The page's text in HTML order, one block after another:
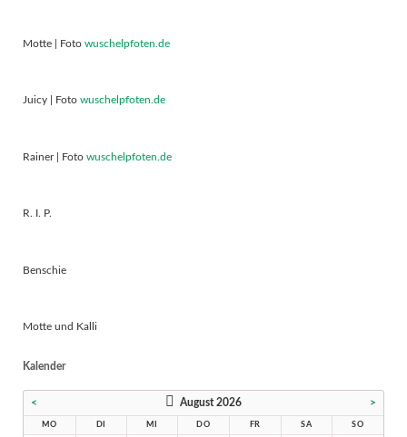
Motte | Foto wuschelpfoten.de
Juicy | Foto wuschelpfoten.de
Rainer | Foto wuschelpfoten.de
R. I. P.
Benschie
Motte und Kalli
Kalender
< August 2026 >
MO DI MI DO FR SA SO